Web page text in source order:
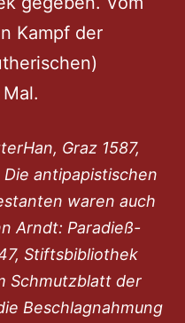
Kampf der
Graz 1587,
antipapistischen
waren auch
Arndt: Paradieß-
Stiftsbibliothek
Schmutzblatt der
Beschlagnahmung